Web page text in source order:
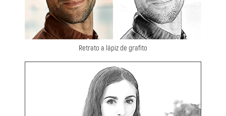
Retrato a lápiz de grafito